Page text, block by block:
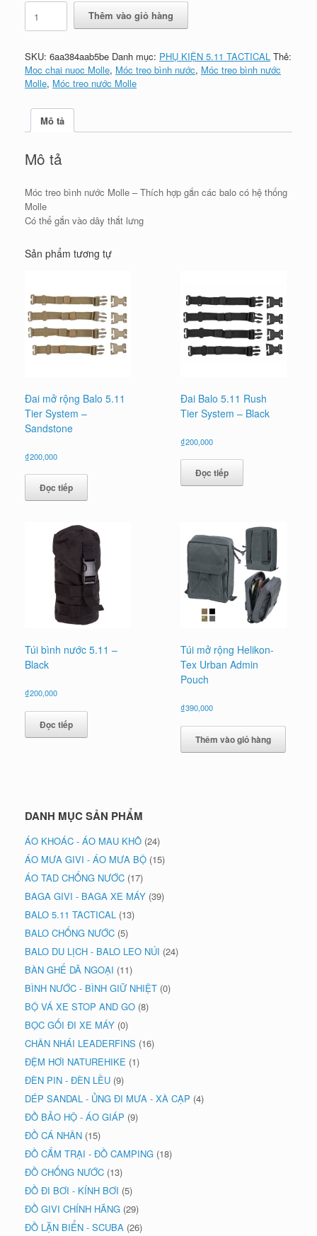
Móc
treo
bình
Molle
số
lượng
Thêm vào giỏ hàng
SKU: 6aa384aab5be Danh mục: PHỤ KIỆN 5.11 TACTICAL Thẻ:
Moc chai nuoc Molle, Móc treo bình nước, Móc treo bình nước
Molle, Móc treo nước Molle
Mô tả
Mô tả
Móc treo bình nước Molle – Thích hợp gắn các balo có hệ thống
Molle
Có thể gắn vào dây thắt lưng
Sản phẩm tương tự
Đai mở rộng Balo 5.11
Tier System –
Sandstone
₫200,000
Đọc tiếp
Đai Balo 5.11 Rush
Tier System – Black
₫200,000
Đọc tiếp
Túi bình nước 5.11 –
Black
₫200,000
Đọc tiếp
Túi mở rộng Helikon-
Tex Urban Admin
Pouch
₫390,000
Thêm vào giỏ hàng
DANH MỤC SẢN PHẨM
ÁO KHOÁC - ÁO MAU KHÔ (24)
ÁO MƯA GIVI - ÁO MƯA BỘ (15)
ÁO TAD CHỐNG NƯỚC (17)
BAGA GIVI - BAGA XE MÁY (39)
BALO 5.11 TACTICAL (13)
BALO CHỐNG NƯỚC (5)
BALO DU LỊCH - BALO LEO NÚI (24)
BÀN GHẾ DÃ NGOẠI (11)
BÌNH NƯỚC - BÌNH GIỮ NHIỆT (0)
BỘ VÁ XE STOP AND GO (8)
BỌC GỐI ĐI XE MÁY (0)
CHÂN NHÁI LEADERFINS (16)
ĐỆM HƠI NATUREHIKE (1)
ĐÈN PIN - ĐÈN LỀU (9)
DÉP SANDAL - ỦNG ĐI MƯA - XÀ CẠP (4)
ĐỒ BẢO HỘ - ÁO GIÁP (9)
ĐỒ CÁ NHÂN (15)
ĐỒ CẮM TRẠI - ĐỒ CAMPING (18)
ĐỒ CHỐNG NƯỚC (13)
ĐỒ ĐI BƠI - KÍNH BƠI (5)
ĐỒ GIVI CHÍNH HÃNG (29)
ĐỒ LẶN BIỂN - SCUBA (26)